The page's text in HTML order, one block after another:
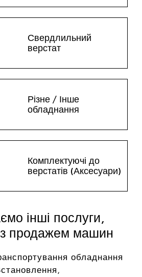
Свердлильний
верстат
Різне / Інше
обладнання
Комплектуючі до
верстатів (Аксесуари)
інші послуги,
з продажем машин
обладнання